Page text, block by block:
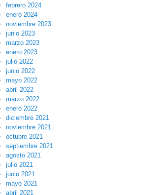
febrero 2024
enero 2024
noviembre 2023
junio 2023
marzo 2023
enero 2023
julio 2022
junio 2022
mayo 2022
abril 2022
marzo 2022
enero 2022
diciembre 2021
noviembre 2021
octubre 2021
septiembre 2021
agosto 2021
julio 2021
junio 2021
mayo 2021
abril 2021